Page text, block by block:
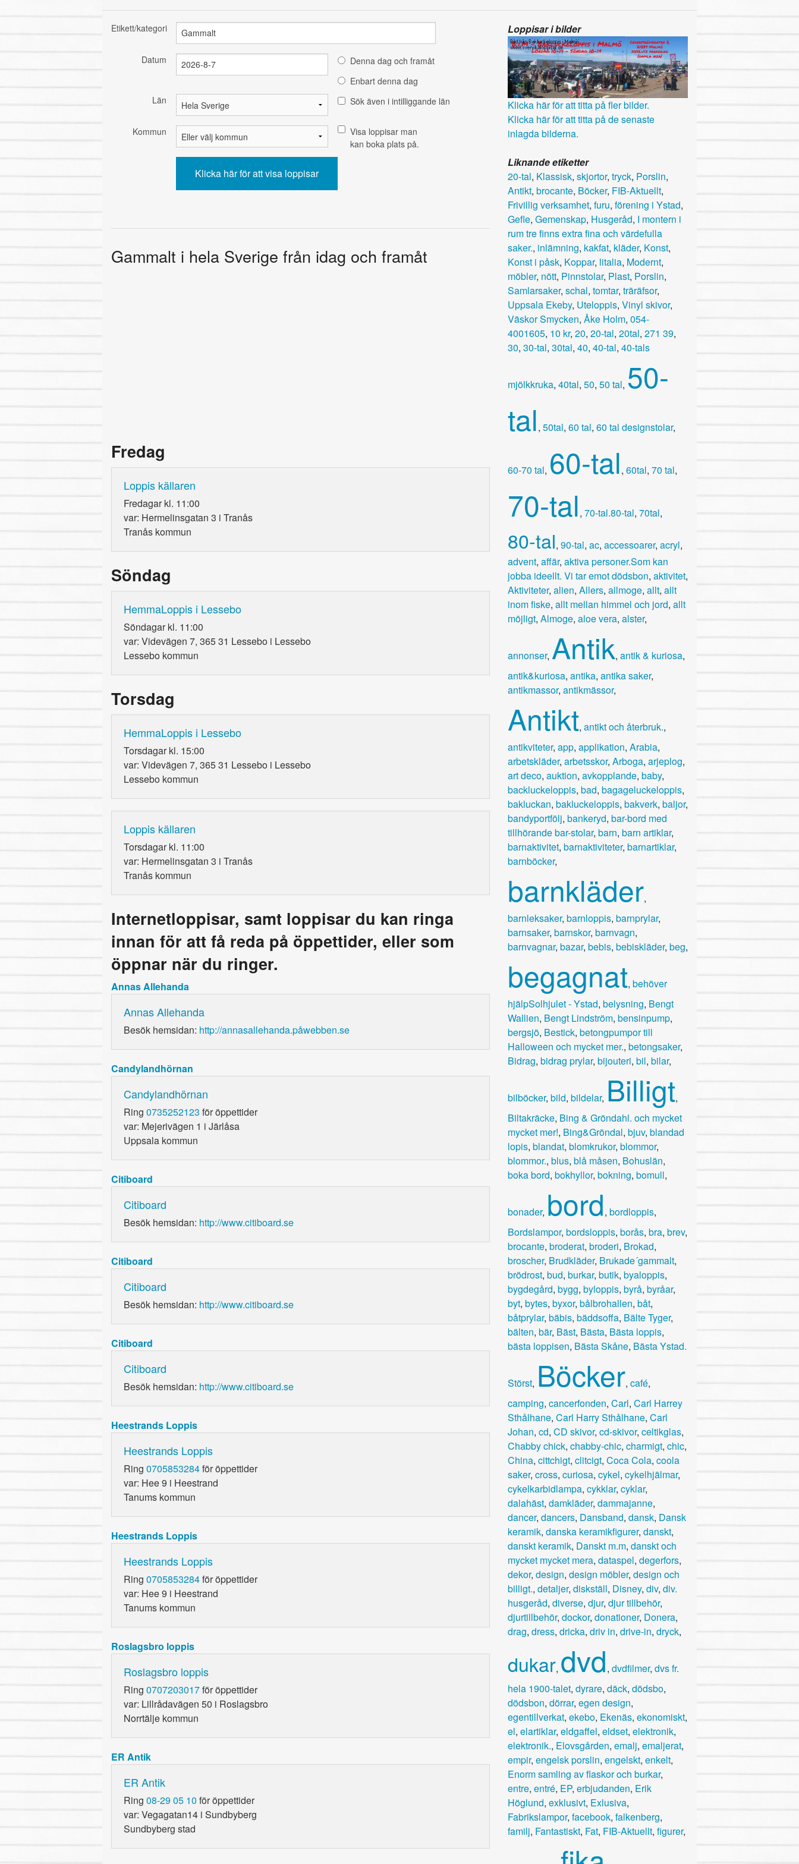
Etikett/kategori
Datum
Denna dag och framåt
Enbart denna dag
Län
Sök även i intilliggande län
Kommun
Visa loppisar man
kan boka plats på.
Gammalt i hela Sverige från idag och framåt
Fredag
Loppis källaren
Fredagar kl. 11:00
var: Hermelinsgatan 3 i Tranås
Tranås kommun
Söndag
HemmaLoppis i Lessebo
Söndagar kl. 11:00
var: Videvägen 7, 365 31 Lessebo i Lessebo
Lessebo kommun
Torsdag
HemmaLoppis i Lessebo
Torsdagar kl. 15:00
var: Videvägen 7, 365 31 Lessebo i Lessebo
Lessebo kommun
Loppis källaren
Torsdagar kl. 11:00
var: Hermelinsgatan 3 i Tranås
Tranås kommun
Internetloppisar, samt loppisar du kan ringa
innan för att få reda på öppettider, eller som
öppnar när du ringer.
Annas Allehanda
Annas Allehanda
Besök hemsidan: http://annasallehanda.påwebben.se
Candylandhörnan
Candylandhörnan
Ring 0735252123 för öppettider
var: Mejerivägen 1 i Järlåsa
Uppsala kommun
Citiboard
Citiboard
Besök hemsidan: http://www.citiboard.se
Citiboard
Citiboard
Besök hemsidan: http://www.citiboard.se
Citiboard
Citiboard
Besök hemsidan: http://www.citiboard.se
Heestrands Loppis
Heestrands Loppis
Ring 0705853284för öppettider
var: Hee 9 i Heestrand
Tanums kommun
Heestrands Loppis
Heestrands Loppis
Ring 0705853284för öppettider
var: Hee 9 i Heestrand
Tanums kommun
Roslagsbro loppis
Roslagsbro loppis
Ring 0707203017för öppettider
var: Lillrådavägen 50 i Roslagsbro
Norrtälje kommun
ER Antik
ER Antik
Ring 08-29 05 10 för öppettider
var: Vegagatan14 i Sundbyberg
Sundbyberg stad
Loppisar i bilder
Klicka här för att titta på fler bilder.
Klicka här för att titta på de senaste
inlagda bilderna.
Liknande etiketter
20-tal, Klassisk, skjortor, tryck, Porslin,
Antikt, brocante, Böcker, FIB-Aktuellt,
Frivillig verksamhet, furu, förening i Ystad,
Gefle, Gemenskap, Husgeråd, I montern i
rum tre finns extra fina och värdefulla
saker., inlämning, kakfat, kläder, Konst,
Konst i påsk, Koppar, litalia, Modernt,
möbler, nött, Pinnstolar, Plast, Porslin,
Samlarsaker, schal, tomtar, träräfsor,
Uppsala Ekeby, Uteloppis, Vinyl skivor,
Väskor Smycken, Åke Holm, 054-
4001605, 10 kr, 20, 20-tal, 20tal, 271 39,
30, 30-tal, 30tal, 40, 40-tal, 40-tals
mjölkkruka, 40tal, 50, 50 tal, 50-
tal, 50tal, 60 tal, 60 tal designstolar,
60-70 tal, 60-tal, 60tal, 70 tal,
70-tal, 70-tal.80-tal, 70tal,
80-tal, 90-tal, ac, accessoarer, acryl,
advent, affär, aktiva personer.Som kan
jobba ideellt. Vi tar emot dödsbon, aktivitet,
Aktiviteter, alien, Allers, allmoge, allt, allt
inom fiske, allt mellan himmel och jord, allt
möjligt, Almoge, aloe vera, alster,
annonser, Antik, antik & kuriosa,
antik&kuriosa, antika, antika saker,
antikmassor, antikmässor,
Antikt, antikt och återbruk.,
antikviteter, app, applikation, Arabia,
arbetskläder, arbetsskor, Arboga, arjeplog,
art deco, auktion, avkopplande, baby,
backluckeloppis, bad, bagageluckeloppis,
bakluckan, bakluckeloppis, bakverk, baljor,
bandyportfölj, bankeryd, bar-bord med
tillhörande bar-stolar, barn, barn artiklar,
barnaktivitet, barnaktiviteter, barnartiklar,
barnböcker,
barnkläder,
barnleksaker, barnloppis, barnprylar,
barnsaker, barnskor, barnvagn,
barnvagnar, bazar, bebis, bebiskläder, beg,
begagnat, behöver
hjälpSolhjulet - Ystad, belysning, Bengt
Wallien, Bengt Lindström, bensinpump,
bergsjö, Bestick, betongpumpor till
Halloween och mycket mer., betongsaker,
Bidrag, bidrag prylar, bijouteri, bil, bilar,
bilböcker, bild, bildelar, Billigt,
Biltakräcke, Bing & Gröndahl. och mycket
mycket mer!, Bing&Gröndal, bjuv, blandad
lopis, blandat, blomkrukor, blommor,
blommor., blus, blå måsen, Bohuslän,
boka bord, bokhyllor, bokning, bomull,
bonader, bord, bordloppis,
Bordslampor, bordsloppis, borås, bra, brev,
brocante, broderat, broderi, Brokad,
broscher, Brudkläder, Brukade´gammalt,
brödrost, bud, burkar, butik, byaloppis,
bygdegård, bygg, byloppis, byrå, byråar,
byt, bytes, byxor, bålbrohallen, båt,
båtprylar, bäbis, bäddsoffa, Bälte Tyger,
bälten, bär, Bäst, Bästa, Bästa loppis,
bästa loppisen, Bästa Skåne, Bästa Ystad.
Störst, Böcker, café,
camping, cancerfonden, Carl, Carl Harrey
Sthålhane, Carl Harry Sthålhane, Carl
Johan, cd, CD skivor, cd-skivor, celtikglas,
Chabby chick, chabby-chic, charmigt, chic,
China, cittchigt, clitcigt, Coca Cola, coola
saker, cross, curiosa, cykel, cykelhjälmar,
cykelkarbidlampa, cykklar, cyklar,
dalahäst, damkläder, dammajanne,
dancer, dancers, Dansband, dansk, Dansk
keramik, danska keramikfigurer, danskt,
danskt keramik, Danskt m.m, danskt och
mycket mycket mera, dataspel, degerfors,
dekor, design, design möbler, design och
billigt., detaljer, diskställ, Disney, div, div.
husgeråd, diverse, djur, djur tillbehör,
djurtillbehör, dockor, donationer, Donera,
drag, dress, dricka, driv in, drive-in, dryck,
dukar, dvd, dvdfilmer, dvs fr.
hela 1900-talet, dyrare, däck, dödsbo,
dödsbon, dörrar, egen design,
egentillverkat, ekebo, Ekenäs, ekonomiskt,
el, elartiklar, eldgaffel, eldset, elektronik,
elektronik., Elovsgården, emalj, emaljerat,
empir, engelsk porslin, engelskt, enkelt,
Enorm samling av flaskor och burkar,
entre, entré, EP, erbjudanden, Erik
Höglund, exklusivt, Exlusiva,
Fabrikslampor, facebook, falkenberg,
familj, Fantastiskt, Fat, FIB-Aktuellt, figurer,